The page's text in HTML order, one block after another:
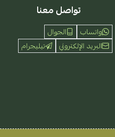
تواصل معنا
واتساب
الجوال
البريد الإلكتروني
تيليجرام